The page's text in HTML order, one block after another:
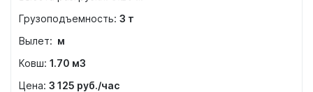
3 т
м
1.70 м3
3 125 руб./час